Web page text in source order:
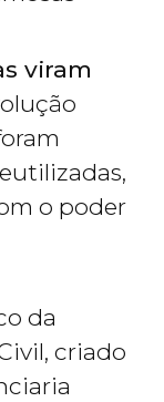
viram
o poder
da
criado